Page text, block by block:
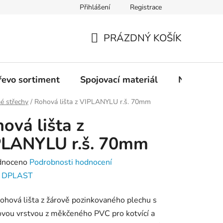
Přihlášení Registrace
KOŠÍK
PRÁZDNÝ KOŠÍK
sortiment Spojovací materiál Nářadí
střechy / Rohová lišta z VIPLANYLU r.š. 70mm
lišta z
r.š. 70mm
Podrobnosti hodnocení
DPLAST
lišta z žárově pozinkovaného plechu s
vrstvou z měkčeného PVC pro kotvící a